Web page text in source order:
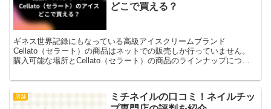
どこで買える？
ギネス世界記録にもなっている高級アイスクリームブランド
Cellato（セラート）の商品はネットでの販売しか行っていません。
購入可能な場所とCellato（セラート）の商品のラインナップについ
店舗
ミチネイルの口コミ！ネイルチッ